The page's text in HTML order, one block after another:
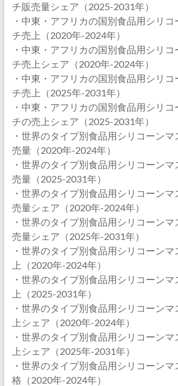
チ販売量シェア（2025-2031年）
・中東・アフリカの国別食品用シリ
チ売上（2020年-2024年）
・中東・アフリカの国別食品用シリ
チ売上シェア（2020年-2024年）
・中東・アフリカの国別食品用シリ
チ売上（2025年-2031年）
・中東・アフリカの国別食品用シリ
チの売上シェア（2025-2031年）
・世界のタイプ別食品用シリコーン
売量（2020年-2024年）
・世界のタイプ別食品用シリコーン
売量（2025-2031年）
・世界のタイプ別食品用シリコーン
売量シェア（2020年-2024年）
・世界のタイプ別食品用シリコーン
売量シェア（2025年-2031年）
・世界のタイプ別食品用シリコーン
上（2020年-2024年）
・世界のタイプ別食品用シリコーン
上（2025-2031年）
・世界のタイプ別食品用シリコーン
上シェア（2020年-2024年）
・世界のタイプ別食品用シリコーン
上シェア（2025年-2031年）
・世界のタイプ別食品用シリコーン
格（2020年-2024年）